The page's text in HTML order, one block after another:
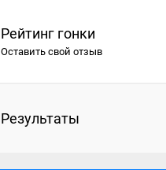
Рейтинг гонки
Оставить свой отзыв
Результаты